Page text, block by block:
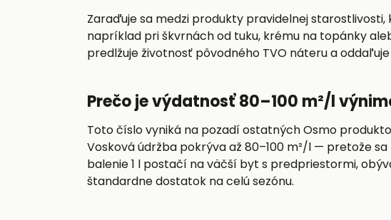
Zaraďuje sa medzi produkty pravidelnej
napríklad pri škvrnách od tuku, krému na topánky
predlžuje životnosť pôvodného TVO náteru a
Prečo je výdatnosť 80–100 m²/l
Toto číslo vyniká na pozadí ostatných Osmo
Vosková údržba pokrýva až 80–100 m²/l — pretože
balenie 1 l postačí na väčší byt s predpriestormi,
štandardne dostatok na celú sezónu.